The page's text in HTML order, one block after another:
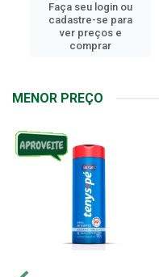
Faça seu login ou
cadastre-se para
ver preços e
comprar
MENOR PREÇO